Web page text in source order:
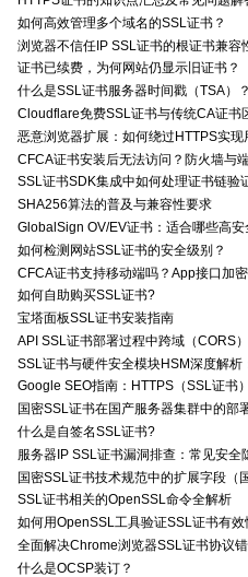
如何高效管理多个域名的SSL证书？
浏览器不信任IP SSL证书的根证书兼容
证书已续费，为何网站仍显示旧证书？
什么是SSL证书服务器时间戳（TSA）？
Cloudflare免费SSL证书与传统CA证书
恶意浏览器扩展：如何绕过HTTPS实现
CFCA证书安装后无法访问？防火墙与
SSL证书SDK集成中如何处理证书链验
SHA256算法的普及与兼容性要求
GlobalSign OV/EV证书：适合哪些高安
如何检测网站SSL证书的安全级别？
CFCA证书支持移动端吗？App接口加
如何自助购买SSL证书?
宝塔面板SSL证书安装指南
API SSL证书部署过程中跨域（CORS
Google SEO指南：HTTPS（SSL证书
国密SSL证书在国产服务器集群中的部
什么是自签名SSL证书?
服务器IP SSL证书漏洞排查：常见安全
国密SSL证书技术规范中的扩展字段（
SSL证书相关的OpenSSL命令全解析
如何用OpenSSL工具验证SSL证书有效
全面解决Chrome浏览器SSL证书协议
什么是OCSP装订？